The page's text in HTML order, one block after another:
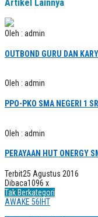
Artikel Lainnya
Oleh : admin
OUTBOND GURU DAN
Oleh : admin
PPO-PKO SMA NEGERI 1
Oleh : admin
PERAYAAN HUT ONERGY
Terbit25 Agustus 2016
Dibaca1096 x
Tak Berkategori
AWAKE 56 IHT